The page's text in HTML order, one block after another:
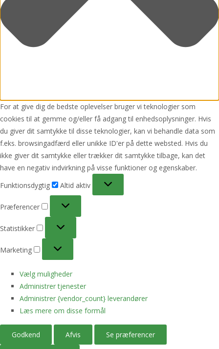
For at give dig de bedste oplevelser bruger vi teknologier som
cookies til at gemme og/eller få adgang til enhedsoplysninger. Hvis
du giver dit samtykke til disse teknologier, kan vi behandle data som
f.eks. browsingadfærd eller unikke ID'er på dette websted. Hvis du
ikke giver dit samtykke eller trækker dit samtykke tilbage, kan det
have en negativ indvirkning på visse funktioner og egenskaber.
Funktionsdygtig
Altid aktiv
Præferencer
Statistikker
Marketing
Vælg muligheder
Administrer tjenester
Administrer {vendor_count} leverandører
Læs mere om disse formål
Godkend Afvis Se præferencer